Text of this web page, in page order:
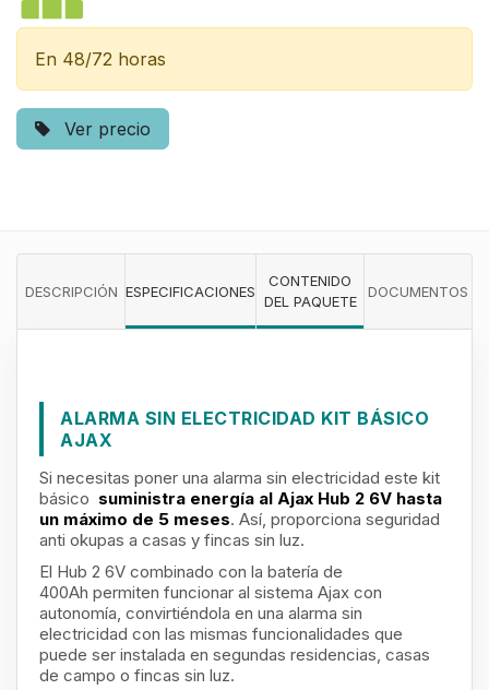
En 48/72 horas
Ver precio
DESCRIPCIÓN ESPECIFICACIONES
CONTENIDO
DEL PAQUETE
DOCUMENTOS
ALARMA SIN ELECTRICIDAD KIT BÁSICO
AJAX
Si necesitas poner una alarma sin electricidad este kit
básico suministra energía al Ajax Hub 2 6V hasta
un máximo de 5 meses. Así, proporciona seguridad
anti okupas a casas y fincas sin luz.
El Hub 2 6V combinado con la batería de
400Ah permiten funcionar al sistema Ajax con
autonomía, convirtiéndola en una alarma sin
electricidad con las mismas funcionalidades que
puede ser instalada en segundas residencias, casas
de campo o fincas sin luz.